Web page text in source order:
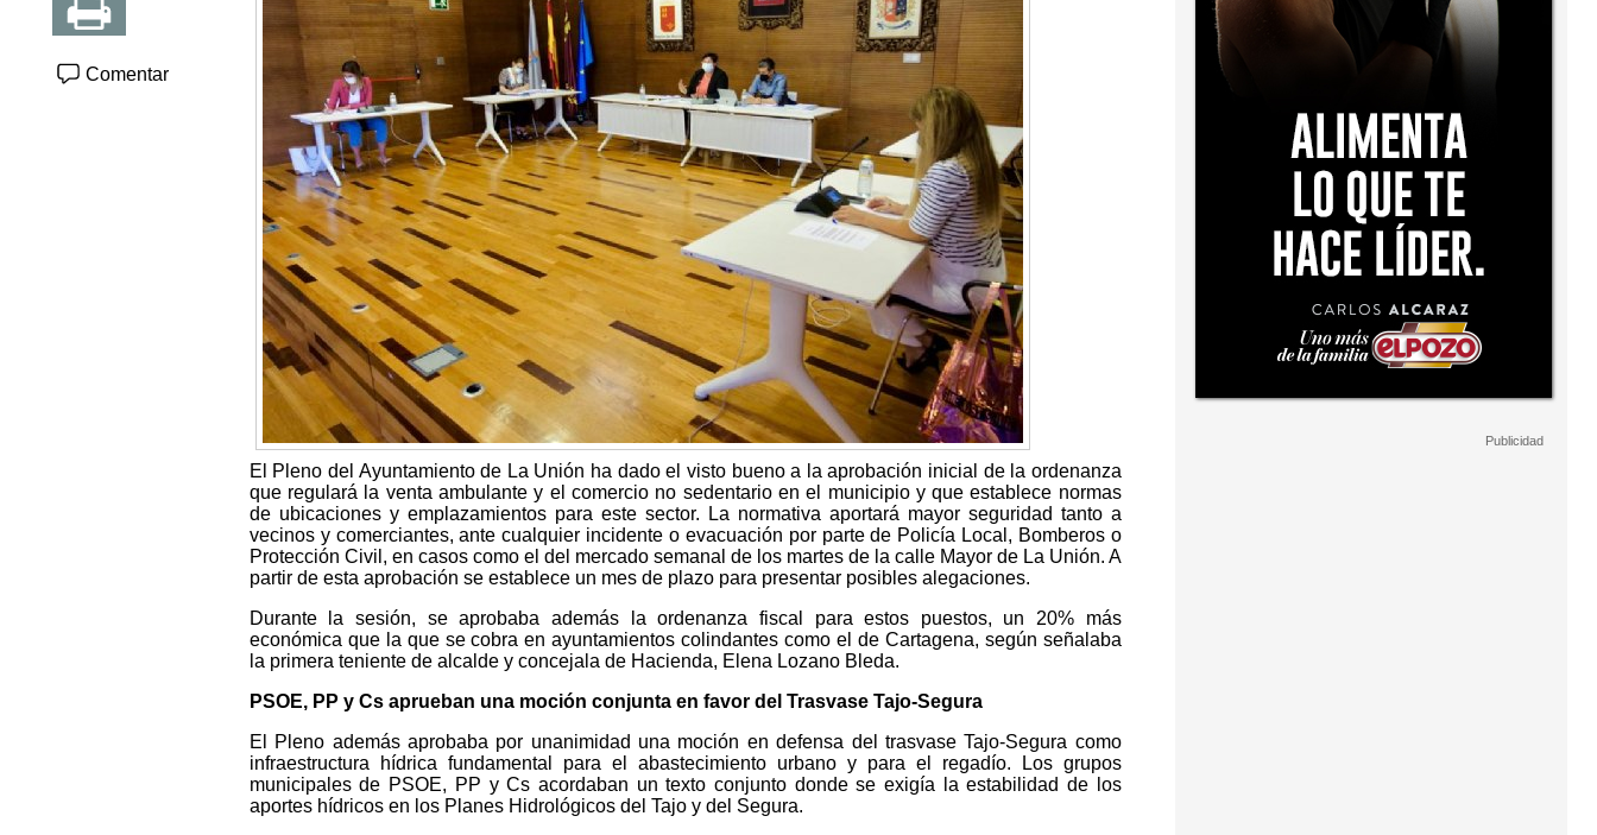
Comentar
El Pleno del Ayuntamiento de La Unión ha dado el visto bueno a la aprobación inicial de la ordenanza
que regulará la venta ambulante y el comercio no sedentario en el municipio y que establece normas
de ubicaciones y emplazamientos para este sector. La normativa aportará mayor seguridad tanto a
vecinos y comerciantes, ante cualquier incidente o evacuación por parte de Policía Local, Bomberos o
Protección Civil, en casos como el del mercado semanal de los martes de la calle Mayor de La Unión. A
partir de esta aprobación se establece un mes de plazo para presentar posibles alegaciones.
Durante la sesión, se aprobaba además la ordenanza fiscal para estos puestos, un 20% más
económica que la que se cobra en ayuntamientos colindantes como el de Cartagena, según señalaba
la primera teniente de alcalde y concejala de Hacienda, Elena Lozano Bleda.
PSOE, PP y Cs aprueban una moción conjunta en favor del Trasvase Tajo-Segura
El Pleno además aprobaba por unanimidad una moción en defensa del trasvase Tajo-Segura como
infraestructura hídrica fundamental para el abastecimiento urbano y para el regadío. Los grupos
municipales de PSOE, PP y Cs acordaban un texto conjunto donde se exigía la estabilidad de los
aportes hídricos en los Planes Hidrológicos del Tajo y del Segura.